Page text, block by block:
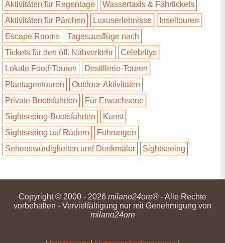
Aktivitäten für Regentage
Wassertaxis & Fährtickets
Aktivitäten für Pärchen
Luxuserlebnisse
Inseltouren
Escape Rooms
Tagesausflüge nach
Tickets für den öff. Nahverkehr
Celebritys
Lokale Food-Touren
Destillerie-Touren
Plantagentouren
Outdoor-Aktivitäten
Private Bootsfahrten
Für Erwachsene
Sightseeing-Bootsfahrten
Kunst
Sightseeing auf Rädern
Führungen
Sehenswürdigkeiten und Denkmäler
Sightseeing
Copyright © 2000 - 2026 milano24ore® - Alle Rechte
vorbehalten - Vervielfältigung nur mit Genehmigung von
milano24ore